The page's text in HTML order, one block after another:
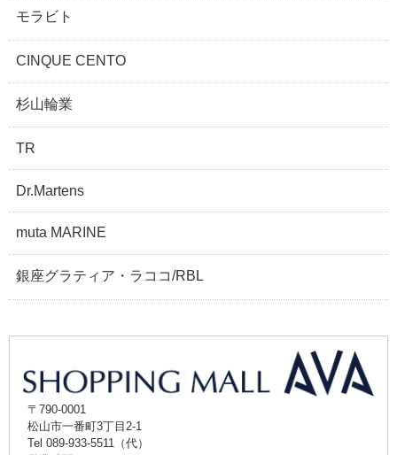
モラビト
CINQUE CENTO
杉山輪業
TR
Dr.Martens
muta MARINE
銀座グラティア・ラココ/RBL
〒790-0001
松山市一番町3丁目2-1
Tel 089-933-5511（代）